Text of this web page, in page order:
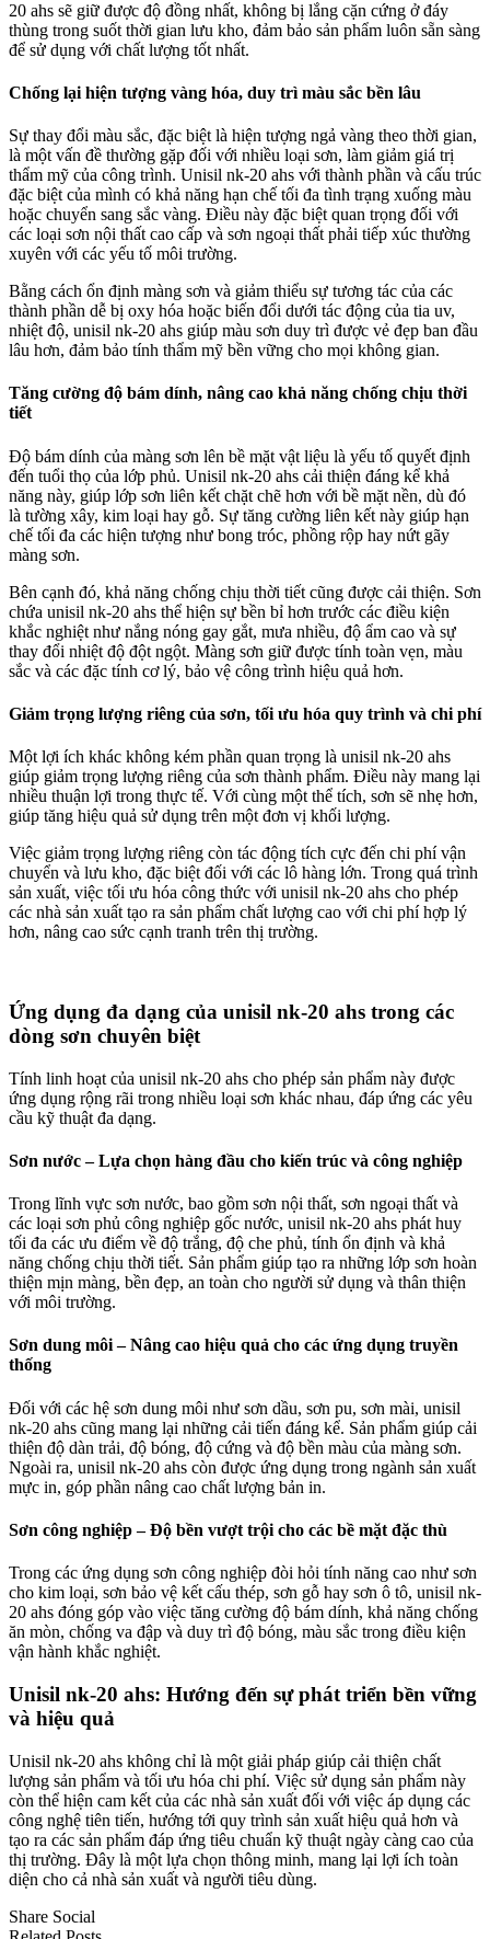
20 ahs sẽ giữ được độ đồng nhất, không bị lắng cặn cứng ở đáy
thùng trong suốt thời gian lưu kho, đảm bảo sản phẩm luôn sẵn sàng
để sử dụng với chất lượng tốt nhất.
Chống lại hiện tượng vàng hóa, duy trì màu sắc bền lâu
Sự thay đổi màu sắc, đặc biệt là hiện tượng ngả vàng theo thời gian,
là một vấn đề thường gặp đối với nhiều loại sơn, làm giảm giá trị
thẩm mỹ của công trình. Unisil nk-20 ahs với thành phần và cấu trúc
đặc biệt của mình có khả năng hạn chế tối đa tình trạng xuống màu
hoặc chuyển sang sắc vàng. Điều này đặc biệt quan trọng đối với
các loại sơn nội thất cao cấp và sơn ngoại thất phải tiếp xúc thường
xuyên với các yếu tố môi trường.
Bằng cách ổn định màng sơn và giảm thiểu sự tương tác của các
thành phần dễ bị oxy hóa hoặc biến đổi dưới tác động của tia uv,
nhiệt độ, unisil nk-20 ahs giúp màu sơn duy trì được vẻ đẹp ban đầu
lâu hơn, đảm bảo tính thẩm mỹ bền vững cho mọi không gian.
Tăng cường độ bám dính, nâng cao khả năng chống chịu thời
tiết
Độ bám dính của màng sơn lên bề mặt vật liệu là yếu tố quyết định
đến tuổi thọ của lớp phủ. Unisil nk-20 ahs cải thiện đáng kể khả
năng này, giúp lớp sơn liên kết chặt chẽ hơn với bề mặt nền, dù đó
là tường xây, kim loại hay gỗ. Sự tăng cường liên kết này giúp hạn
chế tối đa các hiện tượng như bong tróc, phồng rộp hay nứt gãy
màng sơn.
Bên cạnh đó, khả năng chống chịu thời tiết cũng được cải thiện. Sơn
chứa unisil nk-20 ahs thể hiện sự bền bỉ hơn trước các điều kiện
khắc nghiệt như nắng nóng gay gắt, mưa nhiều, độ ẩm cao và sự
thay đổi nhiệt độ đột ngột. Màng sơn giữ được tính toàn vẹn, màu
sắc và các đặc tính cơ lý, bảo vệ công trình hiệu quả hơn.
Giảm trọng lượng riêng của sơn, tối ưu hóa quy trình và chi phí
Một lợi ích khác không kém phần quan trọng là unisil nk-20 ahs
giúp giảm trọng lượng riêng của sơn thành phẩm. Điều này mang lại
nhiều thuận lợi trong thực tế. Với cùng một thể tích, sơn sẽ nhẹ hơn,
giúp tăng hiệu quả sử dụng trên một đơn vị khối lượng.
Việc giảm trọng lượng riêng còn tác động tích cực đến chi phí vận
chuyển và lưu kho, đặc biệt đối với các lô hàng lớn. Trong quá trình
sản xuất, việc tối ưu hóa công thức với unisil nk-20 ahs cho phép
các nhà sản xuất tạo ra sản phẩm chất lượng cao với chi phí hợp lý
hơn, nâng cao sức cạnh tranh trên thị trường.
Ứng dụng đa dạng của unisil nk-20 ahs trong các
dòng sơn chuyên biệt
Tính linh hoạt của unisil nk-20 ahs cho phép sản phẩm này được
ứng dụng rộng rãi trong nhiều loại sơn khác nhau, đáp ứng các yêu
cầu kỹ thuật đa dạng.
Sơn nước – Lựa chọn hàng đầu cho kiến trúc và công nghiệp
Trong lĩnh vực sơn nước, bao gồm sơn nội thất, sơn ngoại thất và
các loại sơn phủ công nghiệp gốc nước, unisil nk-20 ahs phát huy
tối đa các ưu điểm về độ trắng, độ che phủ, tính ổn định và khả
năng chống chịu thời tiết. Sản phẩm giúp tạo ra những lớp sơn hoàn
thiện mịn màng, bền đẹp, an toàn cho người sử dụng và thân thiện
với môi trường.
Sơn dung môi – Nâng cao hiệu quả cho các ứng dụng truyền
thống
Đối với các hệ sơn dung môi như sơn dầu, sơn pu, sơn mài, unisil
nk-20 ahs cũng mang lại những cải tiến đáng kể. Sản phẩm giúp cải
thiện độ dàn trải, độ bóng, độ cứng và độ bền màu của màng sơn.
Ngoài ra, unisil nk-20 ahs còn được ứng dụng trong ngành sản xuất
mực in, góp phần nâng cao chất lượng bản in.
Sơn công nghiệp – Độ bền vượt trội cho các bề mặt đặc thù
Trong các ứng dụng sơn công nghiệp đòi hỏi tính năng cao như sơn
cho kim loại, sơn bảo vệ kết cấu thép, sơn gỗ hay sơn ô tô, unisil nk-
20 ahs đóng góp vào việc tăng cường độ bám dính, khả năng chống
ăn mòn, chống va đập và duy trì độ bóng, màu sắc trong điều kiện
vận hành khắc nghiệt.
Unisil nk-20 ahs: Hướng đến sự phát triển bền vững
và hiệu quả
Unisil nk-20 ahs không chỉ là một giải pháp giúp cải thiện chất
lượng sản phẩm và tối ưu hóa chi phí. Việc sử dụng sản phẩm này
còn thể hiện cam kết của các nhà sản xuất đối với việc áp dụng các
công nghệ tiên tiến, hướng tới quy trình sản xuất hiệu quả hơn và
tạo ra các sản phẩm đáp ứng tiêu chuẩn kỹ thuật ngày càng cao của
thị trường. Đây là một lựa chọn thông minh, mang lại lợi ích toàn
diện cho cả nhà sản xuất và người tiêu dùng.
Share Social